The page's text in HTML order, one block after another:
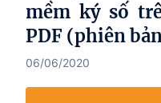
mềm ký số
PDF (phiên
06/06/2020